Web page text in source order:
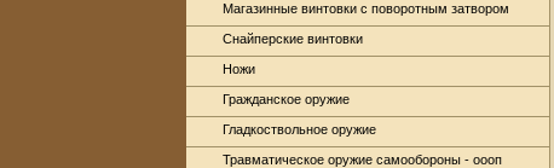
Магазинные винтовки с поворотным затвором
Снайперские винтовки
Ножи
Гражданское оружие
Гладкоствольное оружие
Травматическое оружие самообороны - оооп